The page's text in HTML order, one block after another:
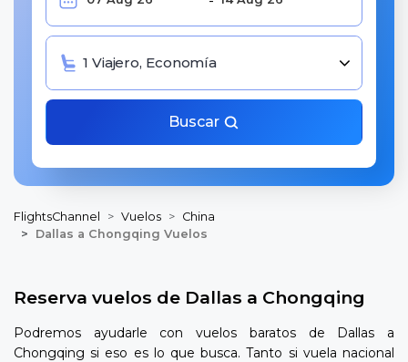
1 Viajero, Economía
Buscar
FlightsChannel Vuelos
China
Dallas a Chongqing Vuelos
Reserva vuelos de Dallas a Chongqing
Podremos ayudarle con vuelos baratos de Dallas a
Chongqing si eso es lo que busca. Tanto si vuela nacional